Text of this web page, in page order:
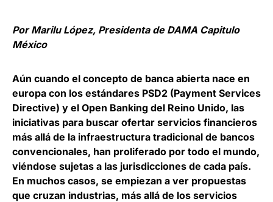
Por Marilu López, Presidenta de DAMA Capitulo
México
Aún cuando el concepto de banca abierta nace en
europa con los estándares PSD2 (Payment Services
Directive) y el Open Banking del Reino Unido, las
iniciativas para buscar ofertar servicios financieros
más allá de la infraestructura tradicional de bancos
convencionales, han proliferado por todo el mundo,
viéndose sujetas a las jurisdicciones de cada país.
En muchos casos, se empiezan a ver propuestas
que cruzan industrias, más allá de los servicios